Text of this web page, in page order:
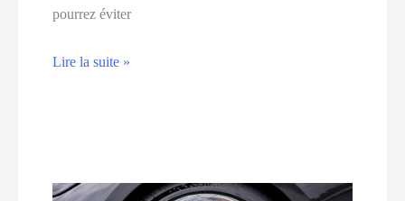
pourrez éviter
La
votre
Lire la suite »